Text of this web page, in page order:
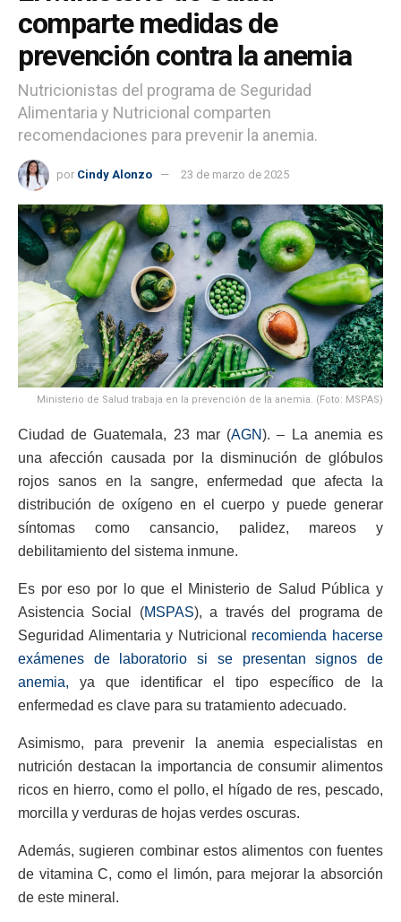
comparte medidas de
prevención contra la anemia
Nutricionistas del programa de Seguridad
Alimentaria y Nutricional comparten
recomendaciones para prevenir la anemia.
por Cindy Alonzo 23 de marzo de 2025
Ministerio de Salud trabaja en la prevención de la anemia. (Foto: MSPAS)
Ciudad de Guatemala, 23 mar (AGN). – La anemia es
una afección causada por la disminución de glóbulos
rojos sanos en la sangre, enfermedad que afecta la
distribución de oxígeno en el cuerpo y puede generar
síntomas como cansancio, palidez, mareos y
debilitamiento del sistema inmune.
Es por eso por lo que el Ministerio de Salud Pública y
Asistencia Social (MSPAS), a través del programa de
Seguridad Alimentaria y Nutricional recomienda hacerse
exámenes de laboratorio si se presentan signos de
anemia, ya que identificar el tipo específico de la
enfermedad es clave para su tratamiento adecuado.
Asimismo, para prevenir la anemia especialistas en
nutrición destacan la importancia de consumir alimentos
ricos en hierro, como el pollo, el hígado de res, pescado,
morcilla y verduras de hojas verdes oscuras.
Además, sugieren combinar estos alimentos con fuentes
de vitamina C, como el limón, para mejorar la absorción
de este mineral.